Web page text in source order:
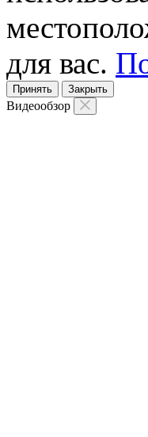
для вас.
Принять Закрыть
Видеообзор